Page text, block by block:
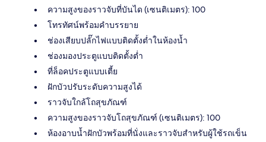
ความสูงของราวจับที่บันได (เซนติเมตร): 100
โทรทัศน์พร้อมคำบรรยาย
ช่องเสียบปลั๊กไฟแบบติดตั้งต่ำในห้องน้ำ
ช่องมองประตูแบบติดตั้งต่ำ
ที่ล็อคประตูแบบเตี้ย
ฝักบัวปรับระดับความสูงได้
ราวจับใกล้โถสุขภัณฑ์
ความสูงของราวจับโถสุขภัณฑ์ (เซนติเมตร): 100
ห้องอาบน้ำฝักบัวพร้อมที่นั่งและราวจับสำหรับผู้ใช้รถเข็น